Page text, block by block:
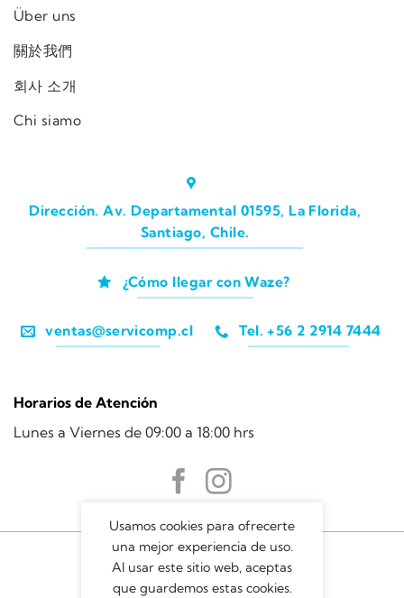
Über uns
關於我們
회사 소개
Chi siamo
Dirección. Av. Departamental 01595, La Florida,
Santiago, Chile.
¿Cómo llegar con Waze?
ventas@servicomp.cl Tel. +56 2 2914 7444
Horarios de Atención
Lunes a Viernes de 09:00 a 18:00 hrs
Usamos cookies para ofrecerte
una mejor experiencia de uso.
Al usar este sitio web, aceptas
que guardemos estas cookies.